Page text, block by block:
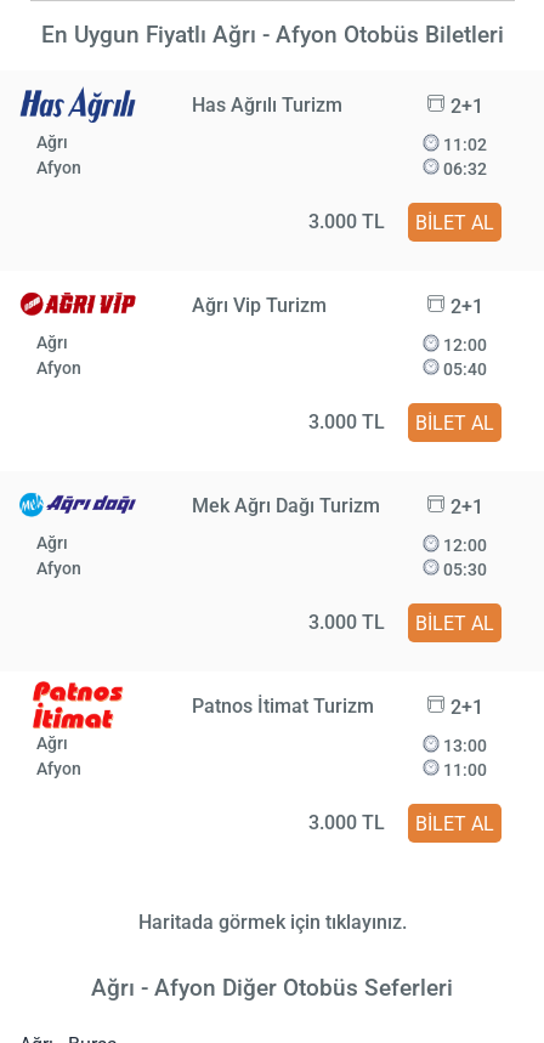
En Uygun Fiyatlı Ağrı - Afyon Otobüs Biletleri
Has Ağrılı Turizm 2+1
Ağrı
Afyon
11:02
06:32
3.000 TL BİLET AL
Ağrı Vip Turizm 2+1
Ağrı
Afyon
12:00
05:40
3.000 TL BİLET AL
Mek Ağrı Dağı Turizm 2+1
Ağrı
Afyon
12:00
05:30
3.000 TL BİLET AL
Patnos İtimat Turizm 2+1
Ağrı
Afyon
13:00
11:00
3.000 TL BİLET AL
Haritada görmek için tıklayınız.
Ağrı - Afyon Diğer Otobüs Seferleri